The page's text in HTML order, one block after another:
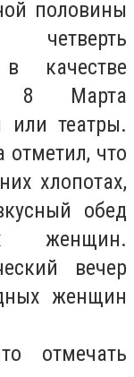
половины
четверть
качестве
8 Марта
или театры.
что
хлопотах,
обед
женщин.
вечер
женщин
отмечать